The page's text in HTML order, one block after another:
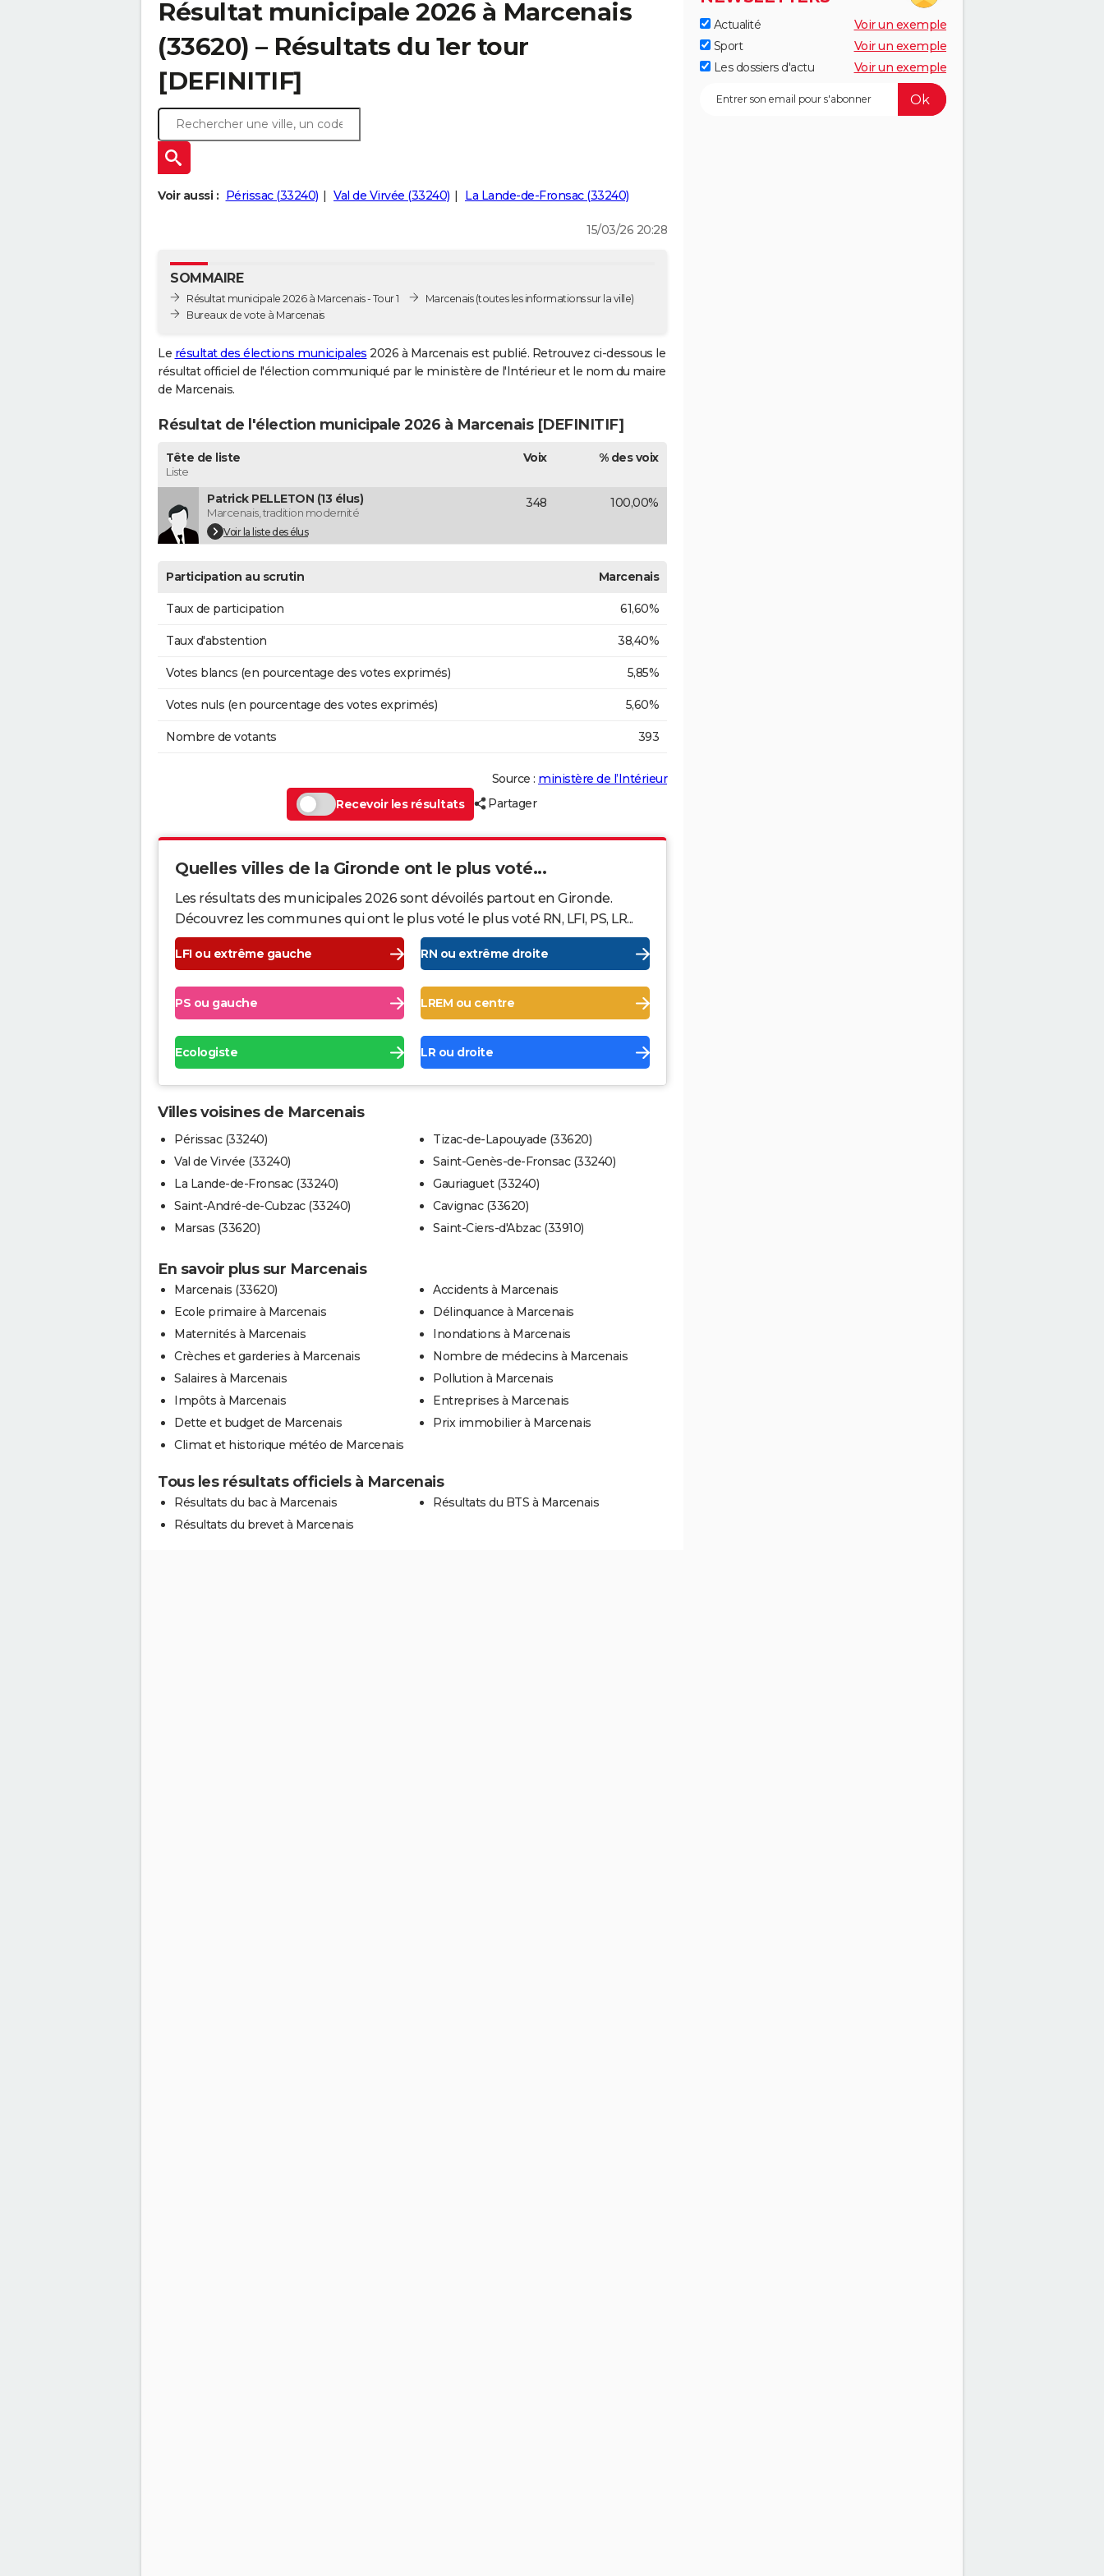
Résultat municipale 2026 à Marcenais
(33620) – Résultats du 1er tour
[DEFINITIF]
Voir aussi : Périssac (33240) Val de Virvée (33240) La Lande-de-Fronsac (33240)
15/03/26 20:28
SOMMAIRE
Résultat municipale 2026 à Marcenais - Tour 1
Bureaux de vote à Marcenais
Marcenais(toutes les informations sur la ville)
Le résultat des élections municipales 2026 à Marcenais est publié. Retrouvez ci-dessous le
résultat officiel de l'élection communiqué par le ministère de l'Intérieur et le nom du maire
de Marcenais.
Résultat de l'élection municipale 2026 à Marcenais [DEFINITIF]
Tête de liste
Liste
Voix % des voix
Patrick PELLETON (13 élus)
Marcenais, tradition modernité
Voir la liste des élus
348 100,00%
Participation au scrutin Marcenais
Taux de participation 61,60%
Taux d'abstention 38,40%
Votes blancs (en pourcentage des votes exprimés) 5,85%
Votes nuls (en pourcentage des votes exprimés) 5,60%
Nombre de votants 393
Source : ministère de l’Intérieur
Recevoir les résultats
Partager
Quelles villes de la Gironde ont le plus voté...
Les résultats des municipales 2026 sont dévoilés partout en Gironde.
Découvrez les communes qui ont le plus voté le plus voté RN, LFI, PS, LR...
LFI ou extrême gauche RN ou extrême droite
PS ou gauche LREM ou centre
Ecologiste LR ou droite
Villes voisines de Marcenais
Périssac (33240)
Val de Virvée (33240)
La Lande-de-Fronsac (33240)
Saint-André-de-Cubzac (33240)
Marsas (33620)
Tizac-de-Lapouyade (33620)
Saint-Genès-de-Fronsac (33240)
Gauriaguet (33240)
Cavignac (33620)
Saint-Ciers-d'Abzac (33910)
En savoir plus sur Marcenais
Marcenais (33620)
Ecole primaire à Marcenais
Maternités à Marcenais
Crèches et garderies à Marcenais
Salaires à Marcenais
Impôts à Marcenais
Dette et budget de Marcenais
Climat et historique météo de Marcenais
Accidents à Marcenais
Délinquance à Marcenais
Inondations à Marcenais
Nombre de médecins à Marcenais
Pollution à Marcenais
Entreprises à Marcenais
Prix immobilier à Marcenais
Tous les résultats officiels à Marcenais
Résultats du bac à Marcenais
Résultats du brevet à Marcenais
Résultats du BTS à Marcenais
Actualité
Voir un exemple
Sport
Voir un exemple
Les dossiers d'actu
Voir un exemple